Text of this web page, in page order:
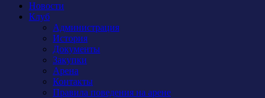
Новости
Клуб
Администрация
История
Документы
Закупки
Арена
Контакты
Правила поведения на арене